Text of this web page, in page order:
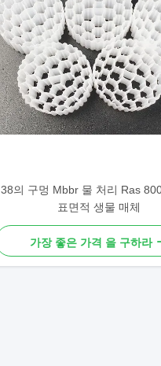
38의 구멍 Mbbr 물 처리 Ras
표면적 생물 매체
가장 좋은 가격 을 구하라